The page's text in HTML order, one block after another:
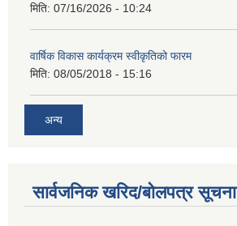
मिति: 07/16/2026 - 10:24
वार्षिक विकास कार्यक्रम स्वीकृतिको फारम
मिति: 08/05/2018 - 15:16
अन्य
सार्वजनिक खरिद/बोलपत्र सूचना